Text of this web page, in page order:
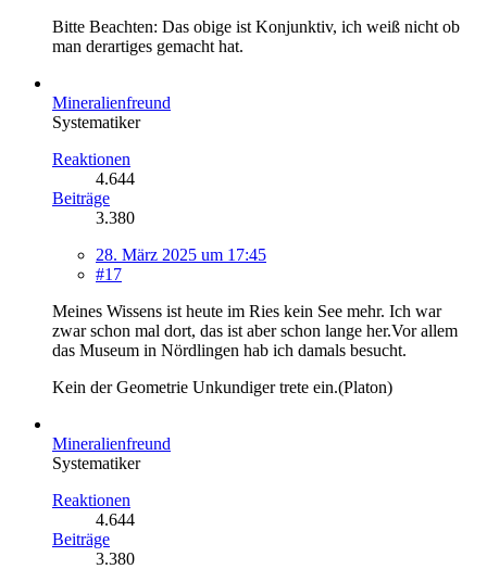
Bitte Beachten: Das obige ist Konjunktiv, ich weiß nicht ob
man derartiges gemacht hat.
Mineralienfreund
Systematiker
Reaktionen
4.644
Beiträge
3.380
28. März 2025 um 17:45
#17
Meines Wissens ist heute im Ries kein See mehr. Ich war
zwar schon mal dort, das ist aber schon lange her.Vor allem
das Museum in Nördlingen hab ich damals besucht.
Kein der Geometrie Unkundiger trete ein.(Platon)
Mineralienfreund
Systematiker
Reaktionen
4.644
Beiträge
3.380